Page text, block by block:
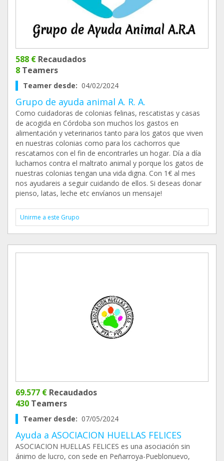
588 € Recaudados
8 Teamers
Teamer desde: 04/02/2024
Grupo de ayuda animal A. R. A.
Como cuidadoras de colonias felinas, rescatistas y casas
de acogida en Córdoba son muchos los gastos en
alimentación y veterinarios tanto para los gatos que viven
en nuestras colonias como para los cachorros que
rescatamos con el fin de encontrarles un hogar. Día a día
luchamos contra el maltrato animal y porque los gatos de
nuestras colonias tengan una vida digna. Con 1€ al mes
nos ayudareis a seguir cuidando de ellos. Si deseas donar
pienso, latas, leche etc envíanos un mensaje!
Unirme a este Grupo
69.577 € Recaudados
430 Teamers
Teamer desde: 07/05/2024
Ayuda a ASOCIACION HUELLAS FELICES
ASOCIACION HUELLAS FELICES es una asociación sin
ánimo de lucro, con sede en Peñarroya-Pueblonuevo,